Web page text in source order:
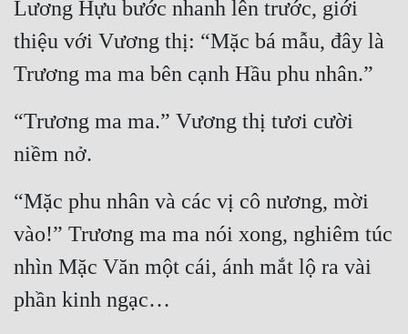
Lương Hựu bước nhanh lên trước, giới
thiệu với Vương thị: “Mặc bá mẫu, đây là
Trương ma ma bên cạnh Hầu phu nhân.”
“Trương ma ma.” Vương thị tươi cười
niềm nở.
“Mặc phu nhân và các vị cô nương, mời
vào!” Trương ma ma nói xong, nghiêm túc
nhìn Mặc Văn một cái, ánh mắt lộ ra vài
phần kinh ngạc…